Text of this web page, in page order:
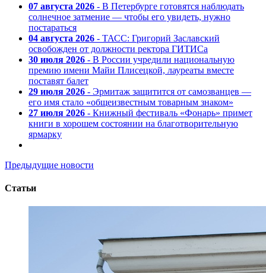
07 августа 2026 - В Петербурге готовятся наблюдать
солнечное затмение — чтобы его увидеть, нужно
постараться
04 августа 2026 - ТАСС: Григорий Заславский
освобожден от должности ректора ГИТИСа
30 июля 2026 - В России учредили национальную
премию имени Майи Плисецкой, лауреаты вместе
поставят балет
29 июля 2026 - Эрмитаж защитится от самозванцев —
его имя стало «общеизвестным товарным знаком»
27 июля 2026 - Книжный фестиваль «Фонарь» примет
книги в хорошем состоянии на благотворительную
ярмарку
Предыдущие новости
Статьи